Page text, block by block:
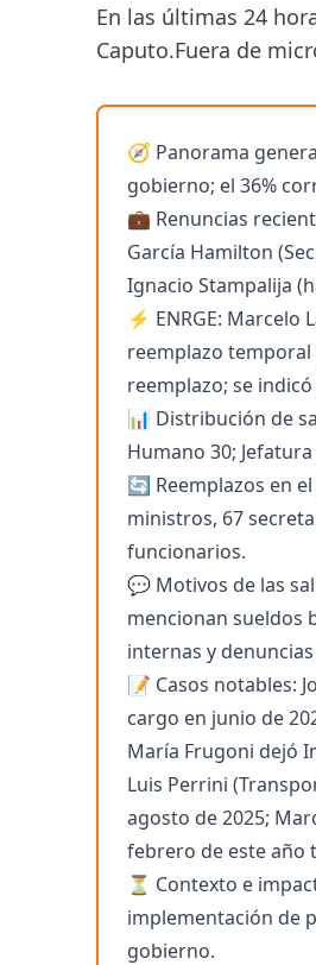
En las últimas 24
Caputo.Fuera de
🧭 Panorama
gobierno; el 36%
💼 Renuncias
García Hamilton
Ignacio Stampalija
⚡ ENRGE: Marcelo
reemplazo
reemplazo; se
📊 Distribución de
Humano 30;
🔄 Reemplazos en
ministros, 67
funcionarios.
💬 Motivos de las
mencionan sueldos
internas y
📝 Casos notables:
cargo en junio de
María Frugoni dejó
Luis Perrini
agosto de 2025;
febrero de este año
⏳ Contexto e
implementación de
gobierno.